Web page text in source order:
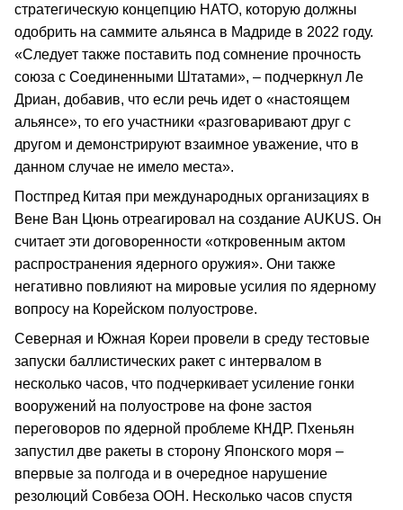
стратегическую концепцию НАТО, которую должны
одобрить на саммите альянса в Мадриде в 2022 году.
«Следует также поставить под сомнение прочность
союза с Соединенными Штатами», – подчеркнул Ле
Дриан, добавив, что если речь идет о «настоящем
альянсе», то его участники «разговаривают друг с
другом и демонстрируют взаимное уважение, что в
данном случае не имело места».
Постпред Китая при международных организациях в
Вене Ван Цюнь отреагировал на создание AUKUS. Он
считает эти договоренности «откровенным актом
распространения ядерного оружия». Они также
негативно повлияют на мировые усилия по ядерному
вопросу на Корейском полуострове.
Северная и Южная Кореи провели в среду тестовые
запуски баллистических ракет с интервалом в
несколько часов, что подчеркивает усиление гонки
вооружений на полуострове на фоне застоя
переговоров по ядерной проблеме КНДР. Пхеньян
запустил две ракеты в сторону Японского моря –
впервые за полгода и в очередное нарушение
резолюций Совбеза ООН. Несколько часов спустя